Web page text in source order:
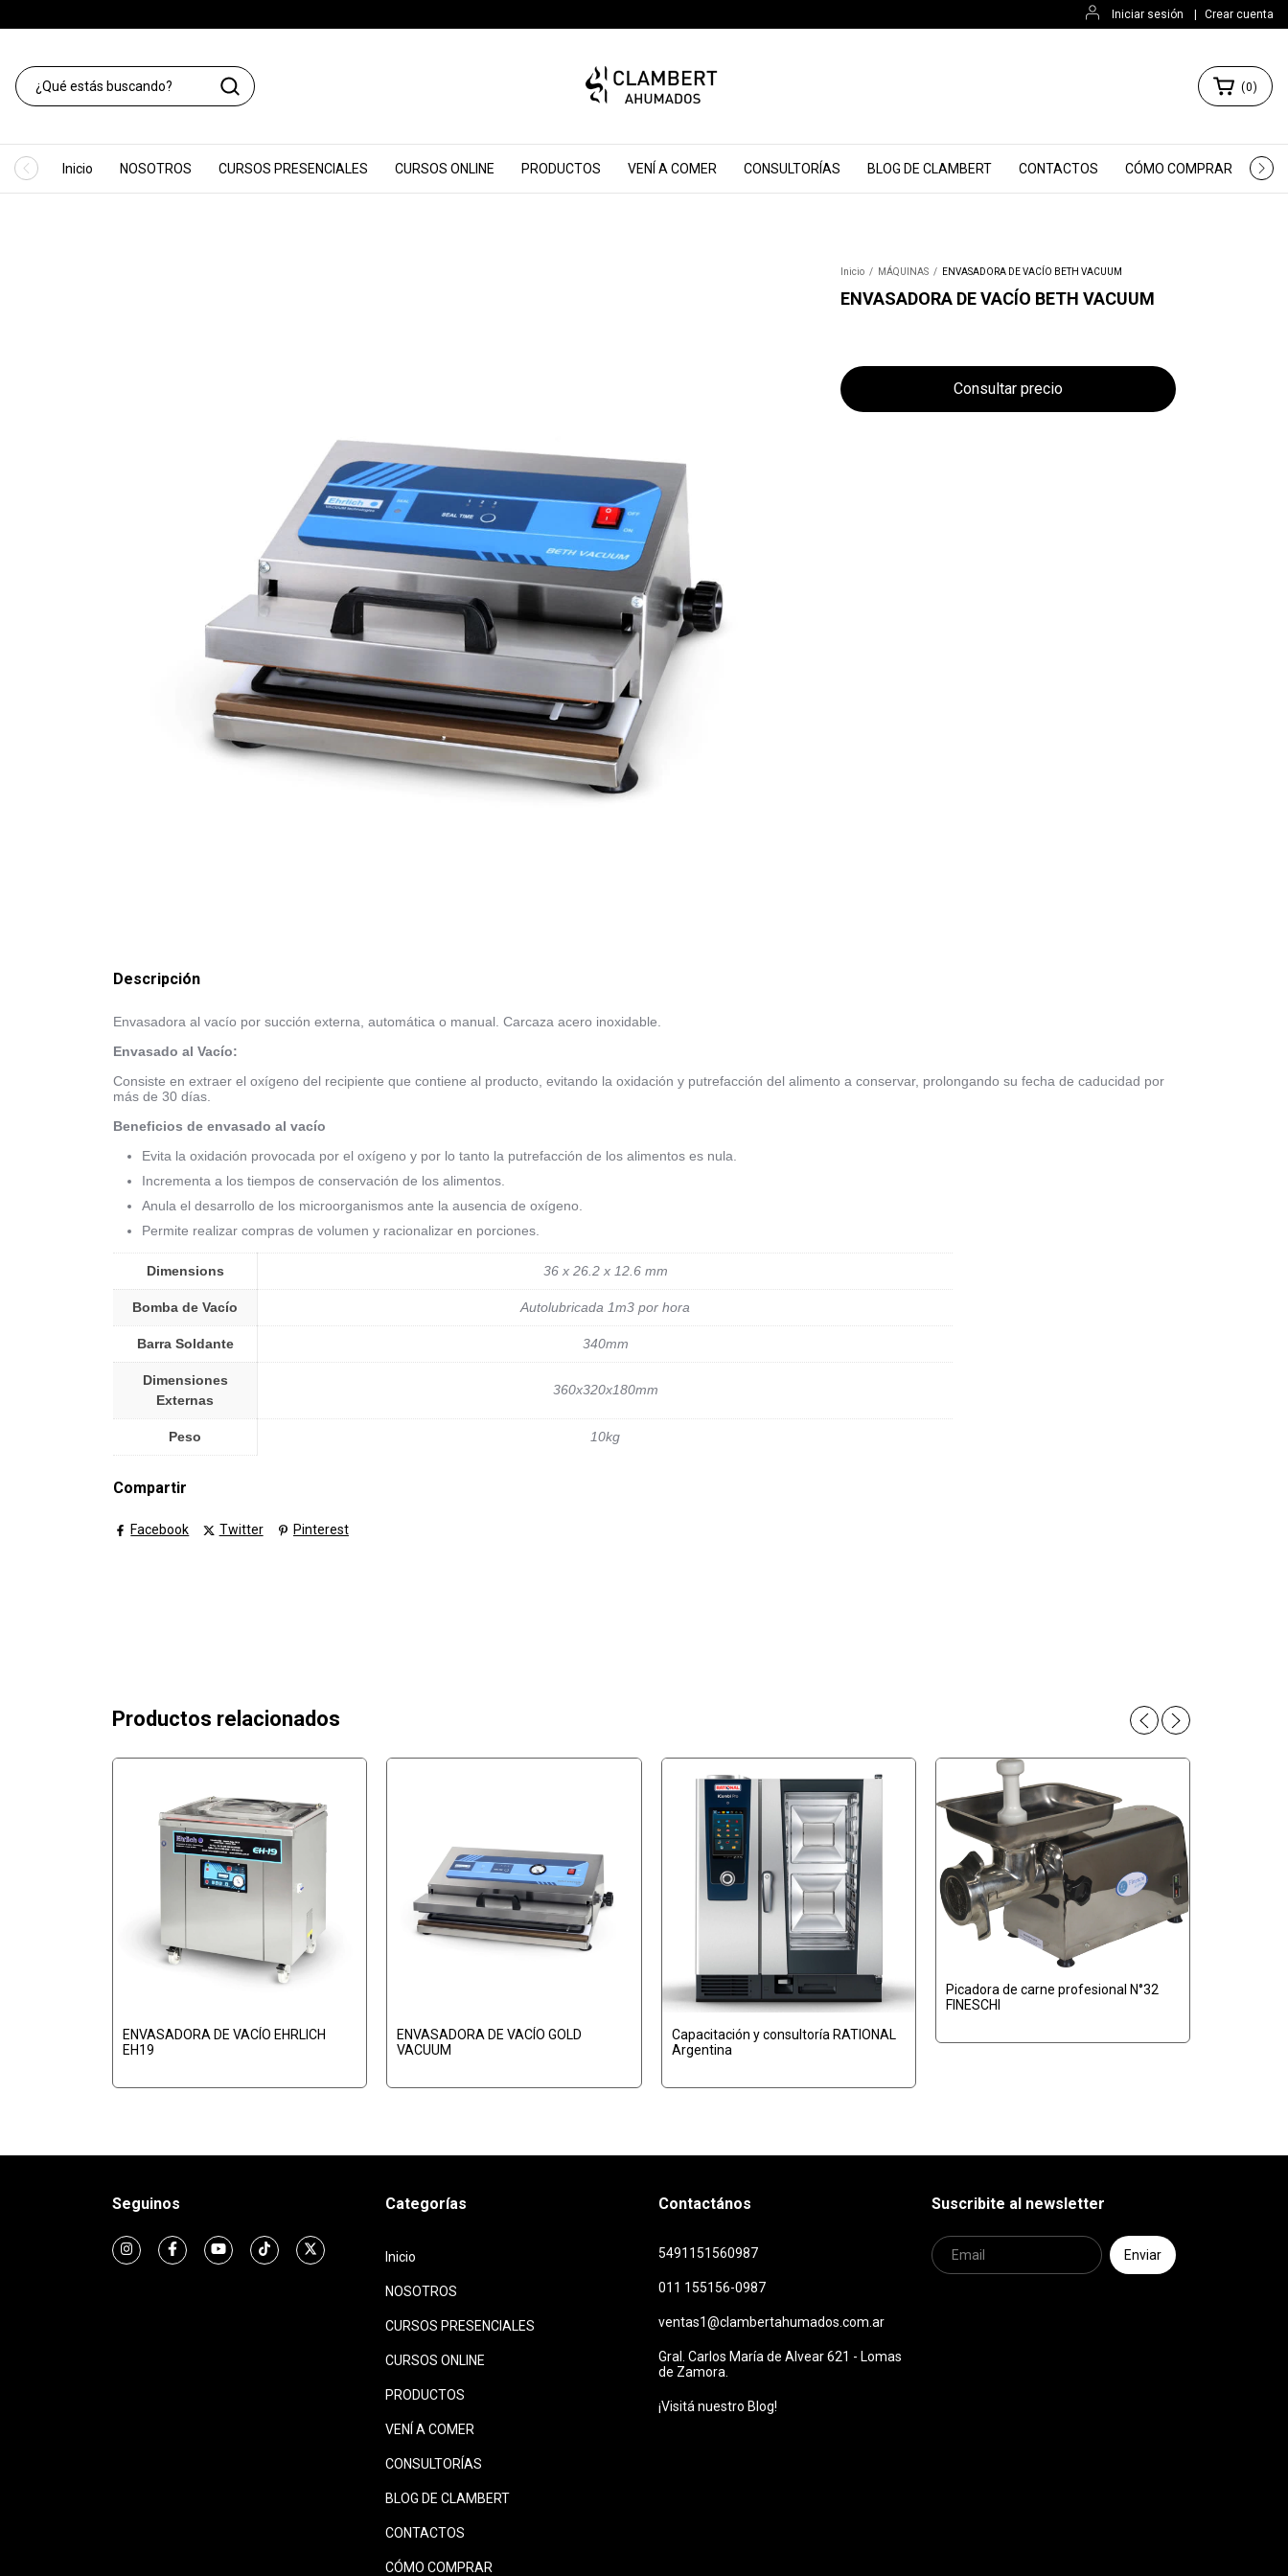
Iniciar sesión Crear cuenta
(0)
Inicio NOSOTROS CURSOS PRESENCIALES CURSOS ONLINE PRODUCTOS VENÍ A COMER CONSULTORÍAS BLOG DE CLAMBERT CONTACTOS CÓMO COMPRAR
Inicio / MÁQUINAS / ENVASADORA DE VACÍO BETH VACUUM
ENVASADORA DE VACÍO BETH VACUUM
Descripción
Envasadora al vacío por succión externa, automática o manual. Carcaza acero inoxidable.
Envasado al Vacío:
Consiste en extraer el oxígeno del recipiente que contiene al producto, evitando la oxidación y putrefacción del alimento a conservar, prolongando su fecha de caducidad por
más de 30 días.
Beneficios de envasado al vacío
Evita la oxidación provocada por el oxígeno y por lo tanto la putrefacción de los alimentos es nula.
Incrementa a los tiempos de conservación de los alimentos.
Anula el desarrollo de los microorganismos ante la ausencia de oxígeno.
Permite realizar compras de volumen y racionalizar en porciones.
Dimensions 36 x 26.2 x 12.6 mm
Bomba de Vacío Autolubricada 1m3 por hora
Barra Soldante 340mm
Dimensiones
Externas
360x320x180mm
Peso 10kg
Compartir
Facebook Twitter Pinterest
Productos relacionados
ENVASADORA DE VACÍO EHRLICH
EH19
ENVASADORA DE VACÍO GOLD
VACUUM
Capacitación y consultoría RATIONAL
Argentina
Picadora de carne profesional N°32
FINESCHI
Seguinos Categorías
Inicio
NOSOTROS
CURSOS PRESENCIALES
CURSOS ONLINE
PRODUCTOS
VENÍ A COMER
CONSULTORÍAS
BLOG DE CLAMBERT
CONTACTOS
CÓMO COMPRAR
Contactános
5491151560987
011 155156-0987
ventas1@clambertahumados.com.ar
Gral. Carlos María de Alvear 621 - Lomas
de Zamora.
¡Visitá nuestro Blog!
Suscribite al newsletter